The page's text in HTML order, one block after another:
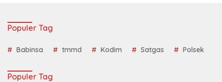
Populer Tag
Babinsa tmmd Kodim Satgas Polsek
Populer Tag